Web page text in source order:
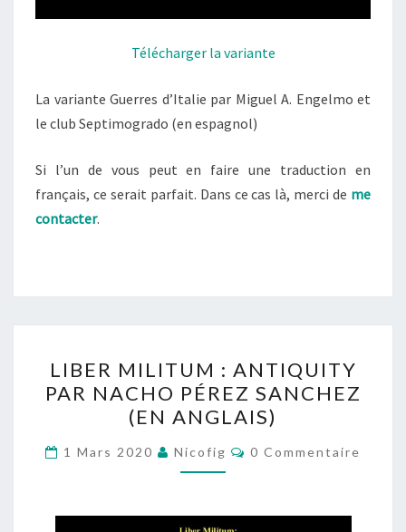
Télécharger la variante
La variante Guerres d’Italie par Miguel A. Engelmo et
le club Septimogrado (en espagnol)
Si l’un de vous peut en faire une traduction en
français, ce serait parfait. Dans ce cas là, merci de me
contacter.
MILITUM
:
ANTIQUITY
PAR
NACHO
SANCHEZ
LIBER MILITUM : ANTIQUITY
PAR NACHO PÉREZ SANCHEZ
(EN ANGLAIS)
1 Mars 2020 Nicofig Commentaires
0 Commentaire